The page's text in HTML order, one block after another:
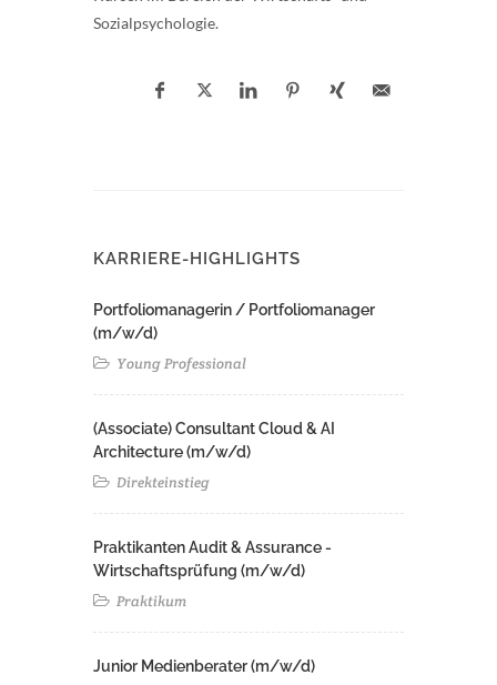
Sozialpsychologie.
KARRIERE-HIGHLIGHTS
Portfoliomanagerin / Portfoliomanager
(m/w/d)
Young Professional
(Associate) Consultant Cloud & AI
Architecture (m/w/d)​ ​
Direkteinstieg
Praktikanten Audit & Assurance -
Wirtschaftsprüfung (m/w/d)
Praktikum
Junior Medienberater (m/w/d)